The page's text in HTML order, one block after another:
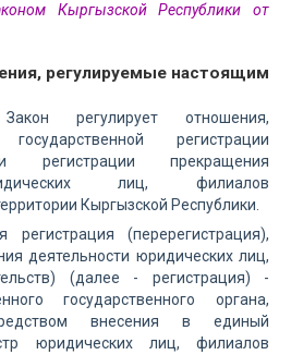
Кыргызской Республики от
регулируемые настоящим
регулирует отношения,
регистрации
регистрации прекращения
лиц, филиалов
Кыргызской Республики.
регистрация (перерегистрация),
деятельности юридических лиц,
(далее - регистрация) -
государственного органа,
внесения в единый
юридических лиц, филиалов